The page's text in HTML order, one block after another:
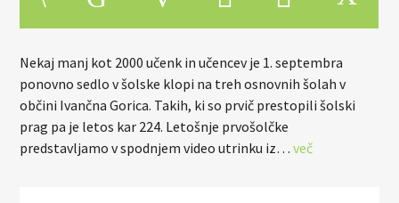
ZELENI VAL
Nekaj manj kot 2000 učenk in učencev je 1. septembra
ponovno sedlo v šolske klopi na treh osnovnih šolah v
občini Ivančna Gorica. Takih, ki so prvič prestopili šolski
prag pa je letos kar 224. Letošnje prvošolčke
predstavljamo v spodnjem video utrinku iz…več